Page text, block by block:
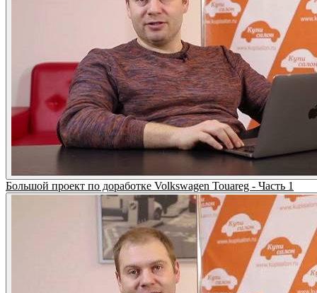
Большой проект по доработке Volkswagen Touareg - Часть 1